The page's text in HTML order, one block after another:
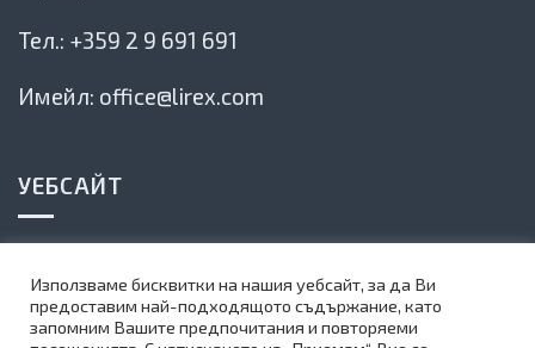
Тел.: +359 2 9 691 691
Имейл: office@lirex.com
УЕБСАЙТ
Карта на сайта
Абонирай се за нашия бюлетин
Използваме бисквитки на нашия уебсайт, за да Ви
предоставим най-подходящото съдържание, като
запомним Вашите предпочитания и повторяеми